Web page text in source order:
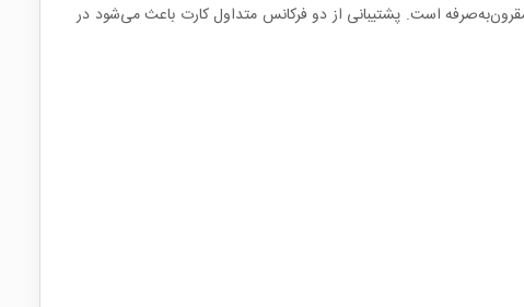
است. پشتیبانی از دو فرکانس متداول کارت باعث می‌شود در